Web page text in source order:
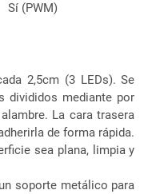
Sí (PWM)
2,5cm (3 LEDs). Se
divididos mediante por
La cara trasera
de forma rápida.
sea plana, limpia y
soporte metálico para